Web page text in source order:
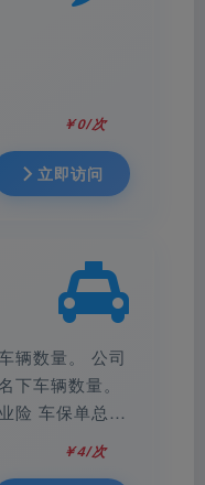
￥0/次
立即访问
辆数量。 公司
下车辆数量。
险 车保单总
二手车可能
￥4/次